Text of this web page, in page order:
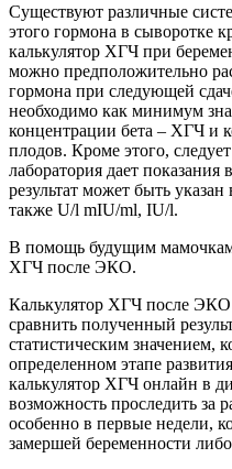
Существуют различные
этого гормона в сыворотке
калькулятор ХГЧ при
можно предположительно
гормона при следующей
необходимо как минимум
концентрации бета – ХГЧ и
плодов. Кроме этого,
лаборатория дает
результат может быть
также U/l mIU/ml, IU/l.
В помощь будущим мамочкам
ХГЧ после ЭКО.
Калькулятор ХГЧ после
сравнить полученный
статистическим значением,
определенном этапе
калькулятор ХГЧ онлайн в
возможность проследить за
особенно в первые недели,
замершей беременности